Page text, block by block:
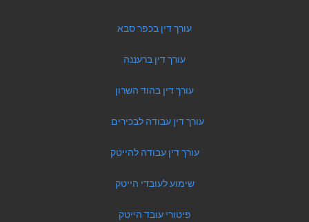
עורך דין בכפר סבא
עורך דין ברעננה
עורך דין בהוד השרון
עורך דין עבודה לבכירים
עורך דין עבודה להייטק
שימוע לעובדי הייטק
פיטורי עובד הייטק